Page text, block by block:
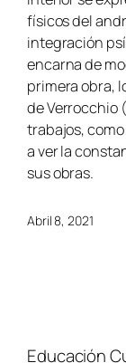
físicos del
integración
encarna de
primera obra,
de Verrocchio
trabajos, como
a ver la
sus obras.
Abril 8, 2021
Educación